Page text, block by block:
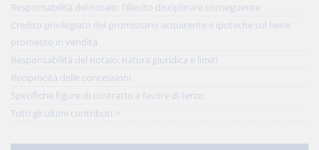
Responsabilità del notaio: l'illecito disciplinare conseguente
Credito privilegiato del promissario acquirente e ipoteche sul bene
promesso in vendita
Responsabilità del notaio: natura giuridica e limiti
Reciprocità delle concessioni
Specifiche figure di contratto a favore di terzo
Tutti gli ultimi contributi >